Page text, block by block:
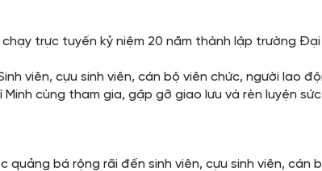
chạy trực tuyến kỷ niệm 20 năm thành lập trường
viên, cựu sinh viên, cán bộ viên chức, người lao
Minh cùng tham gia, gặp gỡ giao lưu và rèn luyện
quảng bá rộng rãi đến sinh viên, cựu sinh viên,